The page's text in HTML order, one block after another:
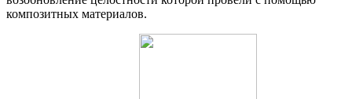
композитных материалов.